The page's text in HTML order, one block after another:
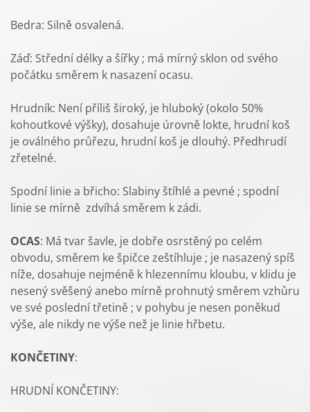
Bedra: Silně osvalená.
Záď: Střední délky a šířky ; má mírný sklon od svého
počátku směrem k nasazení ocasu.
Hrudník: Není příliš široký, je hluboký (okolo 50%
kohoutkové výšky), dosahuje úrovně lokte, hrudní koš
je oválného průřezu, hrudní koš je dlouhý. Předhrudí
zřetelné.
Spodní linie a břicho: Slabiny štíhlé a pevné ; spodní
linie se mírně zdvíhá směrem k zádi.
OCAS: Má tvar šavle, je dobře osrstěný po celém
obvodu, směrem ke špičce zeštíhluje ; je nasazený spíš
níže, dosahuje nejméně k hlezennímu kloubu, v klidu je
nesený svěšený anebo mírně prohnutý směrem vzhůru
ve své poslední třetině ; v pohybu je nesen poněkud
výše, ale nikdy ne výše než je linie hřbetu.
KONČETINY:
HRUDNÍ KONČETINY: